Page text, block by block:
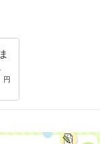
円